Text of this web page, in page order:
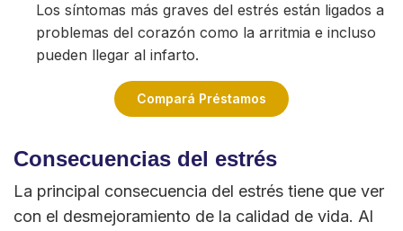
Los síntomas más graves del estrés están ligados a
problemas del corazón como la arritmia e incluso
pueden llegar al infarto.
Compará Préstamos
Consecuencias del estrés
La principal consecuencia del estrés tiene que ver
con el desmejoramiento de la calidad de vida. Al